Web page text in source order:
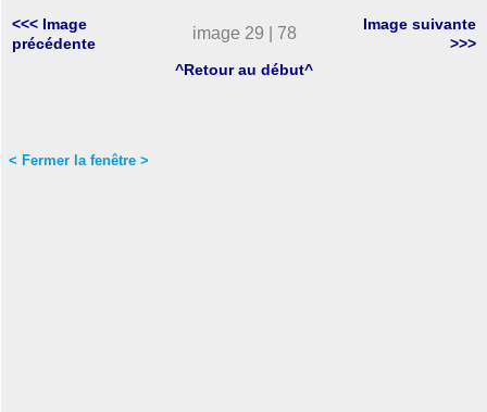
<<< Image
précédente
image 29 | 78
Image suivante
>>>
^Retour au début^
< Fermer la fenêtre >